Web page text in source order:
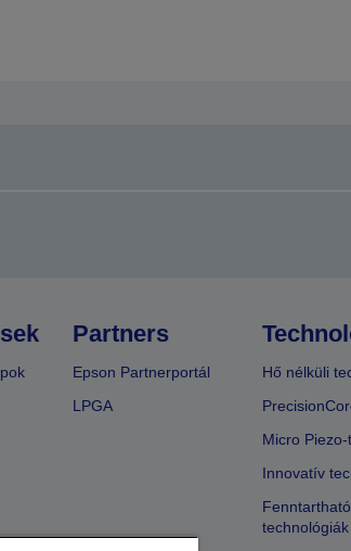
Partners
Epson Partnerportál
LPGA
Hő nélküli
Micro
Innovatív
Fenntartható
technológiák